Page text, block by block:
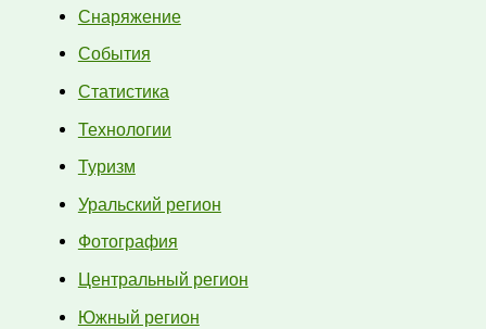
Снаряжение
События
Статистика
Технологии
Туризм
Уральский регион
Фотография
Центральный регион
Южный регион